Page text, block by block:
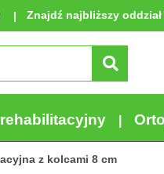
Znajdź najbliższy
z kolcami 8 cm